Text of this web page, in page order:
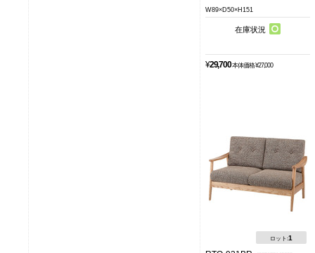
W89×D50×H151
在庫状況
¥29,700 本体価格 ¥27,000
ロット:1